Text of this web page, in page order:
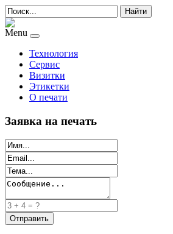
Найти
Menu
Технология
Сервис
Визитки
Этикетки
О печати
Заявка на печать